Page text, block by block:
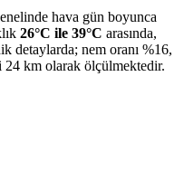
hava gün boyunca
26°C ile 39°C arasında,
detaylarda; nem oranı %16,
24 km olarak ölçülmektedir.